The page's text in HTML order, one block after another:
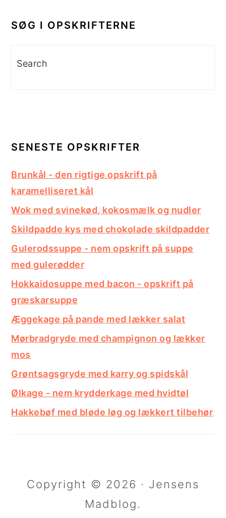
SIDEBAR
SØG I OPSKRIFTERNE
Search
SENESTE OPSKRIFTER
Brunkål - den rigtige opskrift på
karamelliseret kål
Wok med svinekød, kokosmælk og nudler
Skildpadde kys med chokolade skildpadder
Gulerodssuppe - nem opskrift på suppe
med gulerødder
Hokkaidosuppe med bacon - opskrift på
græskarsuppe
Æggekage på pande med lækker salat
Mørbradgryde med champignon og lækker
mos
Grøntsagsgryde med karry og spidskål
Ølkage - nem krydderkage med hvidtøl
Hakkebøf med bløde løg og lækkert tilbehør
Copyright © 2026 · Jensens
Madblog.